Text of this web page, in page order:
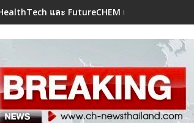
และ FutureCHEM เปิดตัว AI ขับเคลื่